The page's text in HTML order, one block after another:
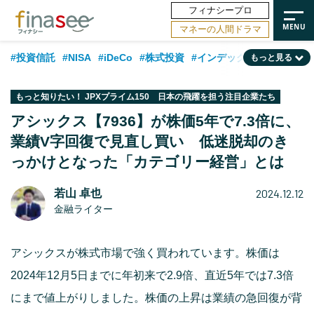
フィナシープロ
マネーの人間ドラマ
#投資信託 #NISA #iDeCo #株式投資 #インデックスファンド
#トレンド #30代 #公的年金 #40代 #50代
#フィナンシャル・ウェルビーイング #老後 #金融用語解説
#データ・調査 #資産運用業界 #海外事情 #国内株式型 #60代
もっと見る
もっと知りたい！ JPXプライム150 日本の飛躍を担う注目企業たち
アシックス【7936】が株価5年で7.3倍に、
業績V字回復で見直し買い 低迷脱却のき
っかけとなった「カテゴリー経営」とは
若山 卓也
金融ライター
2024.12.12
アシックスが株式市場で強く買われています。株価は
2024年12月5日までに年初来で2.9倍、直近5年では7.3倍
にまで値上がりしました。株価の上昇は業績の急回復が背